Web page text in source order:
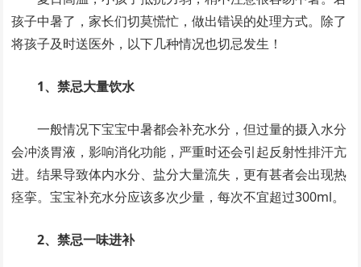
孩子中暑了，家长们切莫慌忙，做出错误的处理方式。除了
将孩子及时送医外，以下几种情况也切忌发生！
1、禁忌大量饮水
一般情况下宝宝中暑都会补充水分，但过量的摄入水分
会冲淡胃液，影响消化功能，严重时还会引起反射性排汗亢
进。结果导致体内水分、盐分大量流失，更有甚者会出现热
痉挛。宝宝补充水分应该多次少量，每次不宜超过300ml。
2、禁忌一味进补